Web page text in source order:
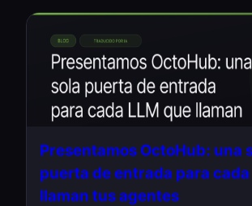
Presentamos OctoHub: una
puerta de entrada para
llaman tus agentes